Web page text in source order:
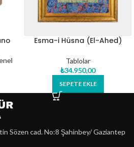
Esma-i Hüsna (El-Ahed)
Tablolar
₺34.950,00
SEPETE EKLE
Sözen cad. No:8 Şahinbey/ Gaziantep